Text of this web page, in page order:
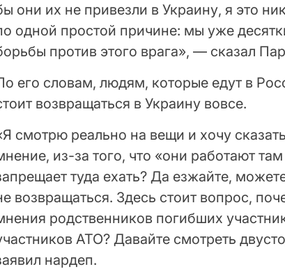
они их не привезли в Украину, я это
одной простой причине: мы уже
против этого врага», — сказал
его словам, людям, которые едут в
возвращаться в Украину вовсе.
смотрю реально на вещи и хочу
из-за того, что «они работают
туда ехать? Да езжайте,
возвращаться. Здесь стоит вопрос,
родственников погибших
АТО? Давайте смотреть
нардеп.